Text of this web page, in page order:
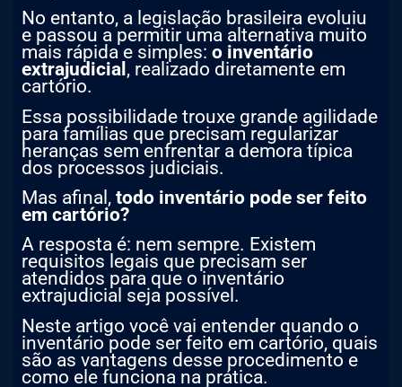
No entanto, a legislação brasileira evoluiu
e passou a permitir uma alternativa muito
mais rápida e simples: o inventário
extrajudicial , realizado diretamente em
cartório.
Essa possibilidade trouxe grande agilidade
para famílias que precisam regularizar
heranças sem enfrentar a demora típica
dos processos judiciais.
Mas afinal, todo inventário pode ser feito
em cartório?
A resposta é: nem sempre. Existem
requisitos legais que precisam ser
atendidos para que o inventário
extrajudicial seja possível.
Neste artigo você vai entender quando o
inventário pode ser feito em cartório, quais
são as vantagens desse procedimento e
como ele funciona na prática.